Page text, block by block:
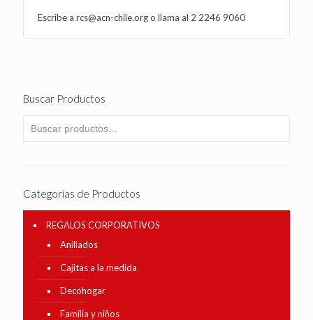
Escribe a rcs@acn-chile.org o llama al 2 2246 9060
Buscar Productos
Categorías de Productos
REGALOS CORPORATIVOS
Anillados
Cajitas a la medida
Decohogar
Familia y niños